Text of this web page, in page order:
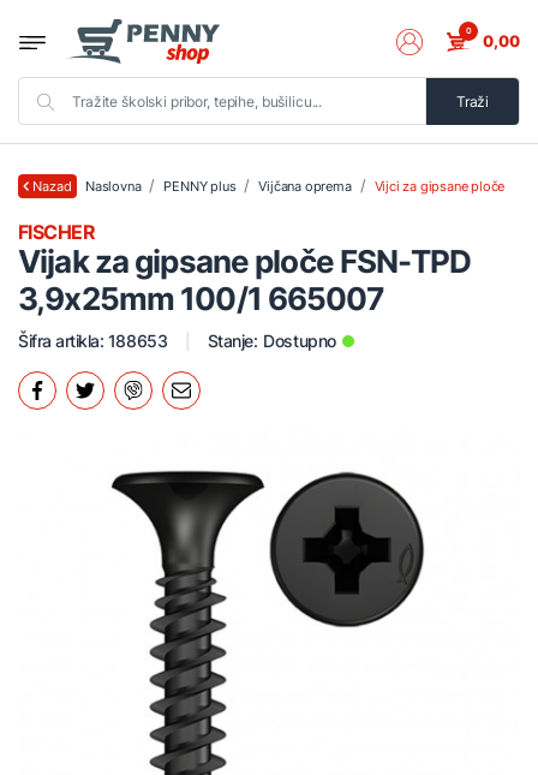
Traži
0 0,00
Nazad Naslovna PENNY plus Vijčana oprema Vijci za gipsane ploče
Vijak za gipsane ploče FSN-TPD
3,9x25mm 100/1 665007
FISCHER
Šifra artikla: 188653 Stanje: Dostupno